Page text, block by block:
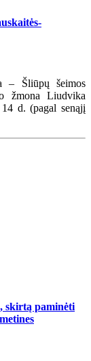
– Šliūpų šeimos
žmona Liudvika
d. (pagal senąjį
skirtą paminėti